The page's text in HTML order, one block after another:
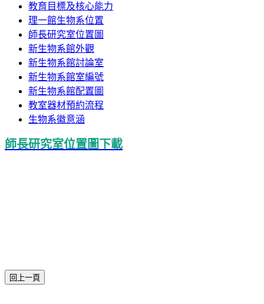
教育目標及核心能力
理一館生物系位置
師長研究室位置圖
新生物系館外觀
新生物系館討論室
新生物系館室編號
新生物系館配置圖
教室器材預約流程
生物系徽意涵
師長研究室位置圖下載